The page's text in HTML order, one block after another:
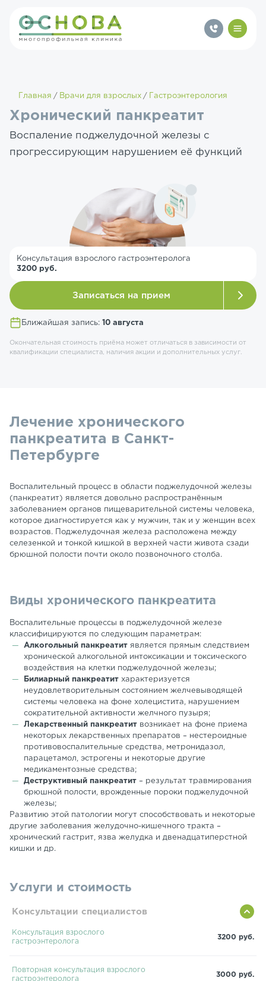
Главная Врачи для взрослых Гастроэнтерология
Хронический панкреатит
Воспаление поджелудочной железы с
прогрессирующим нарушением её функций
Ближайшая запись: 10 августа
Консультация взрослого гастроэнтеролога
3200 руб.
Записаться на прием
Окончательная стоимость приёма может отличаться в зависимости от
квалификации специалиста, наличия акции и дополнительных услуг.
Лечение хронического
панкреатита в Санкт-
Петербурге
Воспалительный процесс в области поджелудочной железы
(панкреатит) является довольно распространённым
заболеванием органов пищеварительной системы человека,
которое диагностируется как у мужчин, так и у женщин всех
возрастов. Поджелудочная железа расположена между
селезенкой и тонкой кишкой в верхней части живота сзади
брюшной полости почти около позвоночного столба.
Виды хронического панкреатита
Воспалительные процессы в поджелудочной железе
классифицируются по следующим параметрам:
Алкогольный панкреатит является прямым следствием
хронической алкогольной интоксикации и токсического
воздействия на клетки поджелудочной железы;
Билиарный панкреатит характеризуется
неудовлетворительным состоянием желчевыводящей
системы человека на фоне холецистита, нарушением
сократительной активности желчного пузыря;
Лекарственный панкреатит возникает на фоне приема
некоторых лекарственных препаратов – нестероидные
противовоспалительные средства, метронидазол,
парацетамол, эстрогены и некоторые другие
медикаментозные средства;
Деструктивный панкреатит – результат травмирования
брюшной полости, врожденные пороки поджелудочной
железы;
Развитию этой патологии могут способствовать и некоторые
другие заболевания желудочно-кишечного тракта –
хронический гастрит, язва желудка и двенадцатиперстной
кишки и др.
Услуги и стоимость
Консультации специалистов
Консультация взрослого
гастроэнтеролога
3200 руб.
Повторная консультация взрослого
гастроэнтеролога
3000 руб.